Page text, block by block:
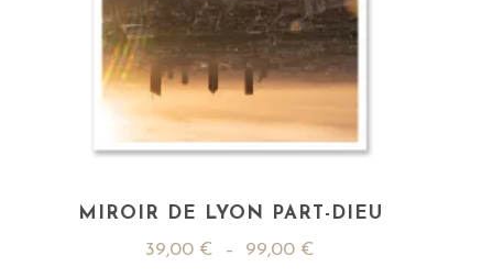
MIROIR DE LYON PART-DIEU
39,00 € – 99,00 €